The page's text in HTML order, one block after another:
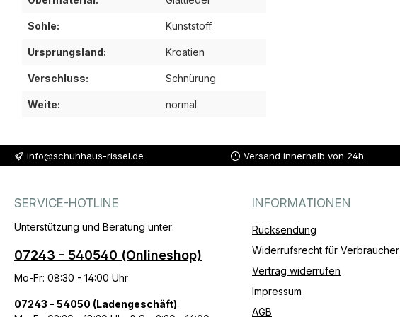
Sohle: Kunststoff
Ursprungsland: Kroatien
Verschluss: Schnürung
Weite: normal
info@schuhhaus-rissel.de Versand innerhalb von 24h
SERVICE-HOTLINE
Unterstützung und Beratung unter:
07243 - 540540 (Onlineshop)
Mo-Fr: 08:30 - 14:00 Uhr
07243 - 54050 (Ladengeschäft)
INFORMATIONEN
Rücksendung
Widerrufsrecht für Verbraucher
Vertrag widerrufen
Impressum
AGB